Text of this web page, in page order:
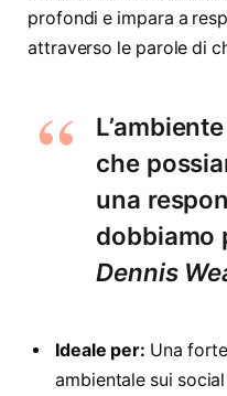
profondi e impara a
attraverso le parole di
che
una
dobbiamo
Dennis
Ideale per: Una
ambientale sui